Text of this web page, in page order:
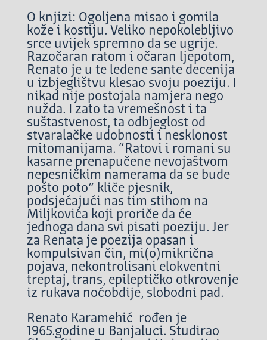
O knjizi: Ogoljena misao i gomila
kože i kostiju. Veliko nepokolebljivo
srce uvijek spremno da se ugrije.
Razočaran ratom i očaran ljepotom,
Renato je u te ledene sante decenija
u izbjeglištvu klesao svoju poeziju. I
nikad nije postojala namjera nego
nužda. I zato ta vremešnost i ta
suštastvenost, ta odbjeglost od
stvaralačke udobnosti i nesklonost
mitomanijama. “Ratovi i romani su
kasarne prenapučene nevojaštvom
nepesničkim namerama da se bude
pošto poto” kliče pjesnik,
podsjećajući nas tim stihom na
Miljkovića koji proriče da će
jednoga dana svi pisati poeziju. Jer
za Renata je poezija opasan i
kompulsivan čin, mi(o)mikrična
pojava, nekontrolisani elokventni
treptaj, trans, epileptičko otkrovenje
iz rukava noćobdije, slobodni pad.
Renato Karamehić rođen je
1965.godine u Banjaluci. Studirao